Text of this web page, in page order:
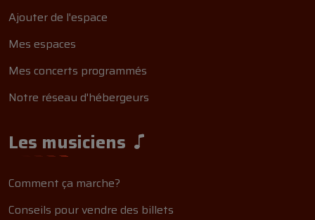
Ajouter de l'espace
Mes espaces
Mes concerts programmés
Notre réseau d'hébergeurs
Les musiciens
Comment ça marche?
Conseils pour vendre des billets